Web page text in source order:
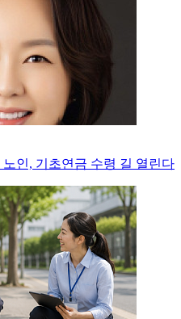
인, 기초연금 수령 길 열린다